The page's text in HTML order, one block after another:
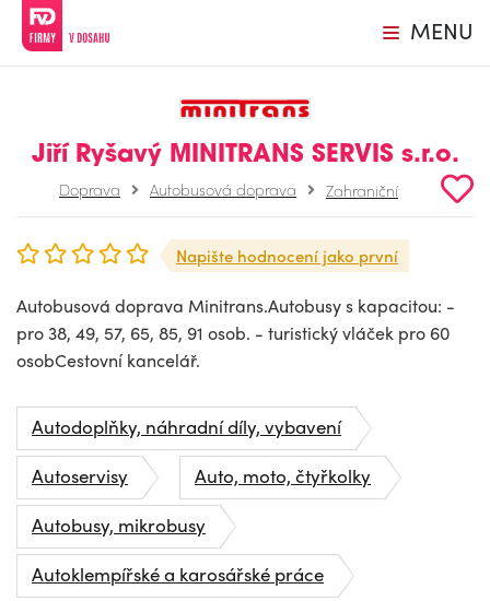
MENU
Jiří Ryšavý MINITRANS SERVIS s.r.o.
Doprava Autobusová doprava Zahraniční
Napište hodnocení jako první
Autobusová doprava Minitrans.Autobusy s kapacitou: -
pro 38, 49, 57, 65, 85, 91 osob. - turistický vláček pro 60
osobCestovní kancelář.
Autodoplňky, náhradní díly, vybavení
Autoservisy
Auto, moto, čtyřkolky
Autobusy, mikrobusy
Autoklempířské a karosářské práce